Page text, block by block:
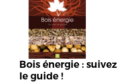
Bois énergie : suivez
le guide !